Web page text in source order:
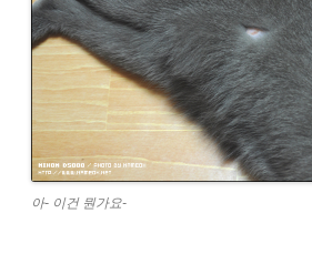
아- 이건 뭔가요-